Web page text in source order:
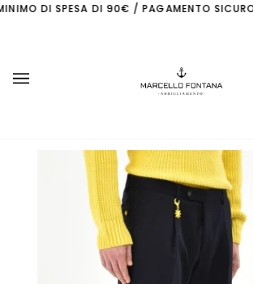
Skip DI SPESA DI 90€ / PAGAMENTO SICURO